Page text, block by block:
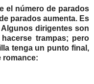
el número de parados
parados aumenta. Es
dirigentes son
trampas; pero
tenga un punto final,
romance: